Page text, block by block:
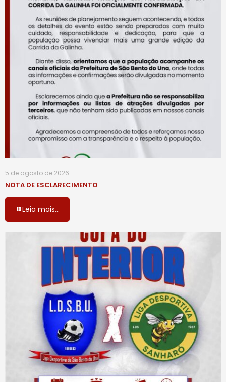
5 de agosto de 2026
NOTA DE ESCLARECIMENTO
Leia mais...